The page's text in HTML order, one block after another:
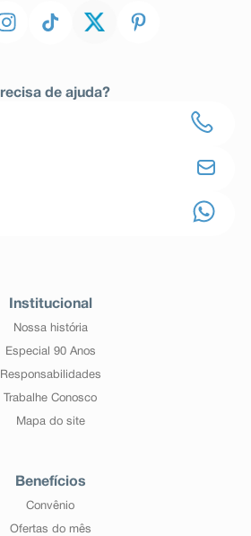
de ajuda?
Institucional
Nossa história
Especial 90 Anos
Responsabilidades
Trabalhe Conosco
Mapa do site
Benefícios
Convênio
Ofertas do mês